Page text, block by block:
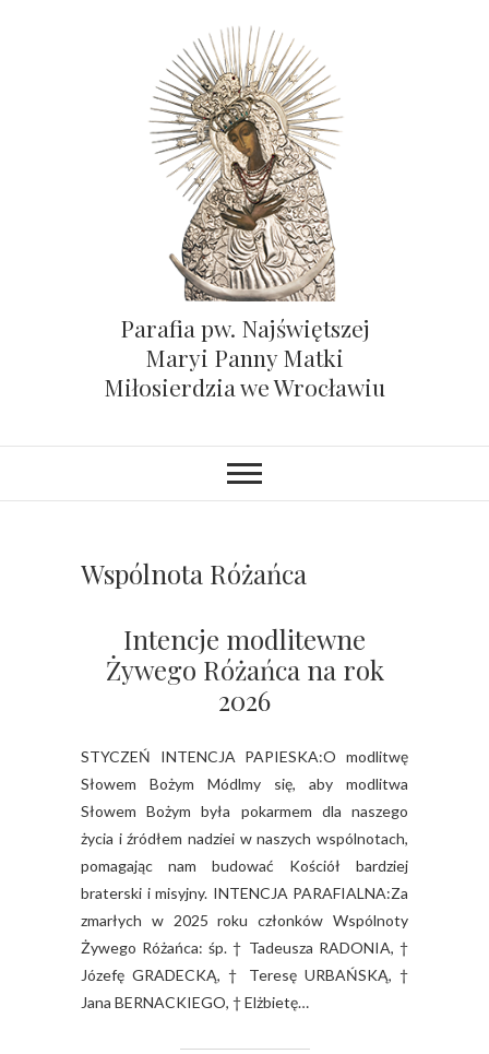
Parafia pw. Najświętszej
Maryi Panny Matki
Miłosierdzia we Wrocławiu
Wspólnota Różańca
Intencje modlitewne
Żywego Różańca na rok
2026
STYCZEŃ INTENCJA PAPIESKA:O modlitwę
Słowem Bożym Módlmy się, aby modlitwa
Słowem Bożym była pokarmem dla naszego
życia i źródłem nadziei w naszych wspólnotach,
pomagając nam budować Kościół bardziej
braterski i misyjny. INTENCJA PARAFIALNA:Za
zmarłych w 2025 roku członków Wspólnoty
Żywego Różańca: śp. † Tadeusza RADONIA, †
Józefę GRADECKĄ, † Teresę URBAŃSKĄ, †
Jana BERNACKIEGO, † Elżbietę…